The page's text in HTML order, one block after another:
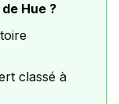
Hue ?
classé à